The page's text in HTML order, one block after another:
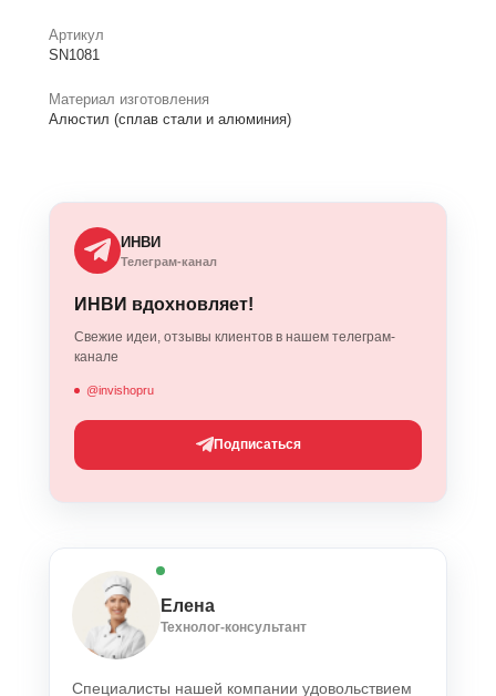
Артикул
SN1081
Материал изготовления
Алюстил (сплав стали и алюминия)
ИНВИ
Телеграм-канал
ИНВИ вдохновляет!
Свежие идеи, отзывы клиентов в нашем телеграм-
канале
@invishopru
Подписаться
Елена
Технолог-консультант
Специалисты нашей компании удовольствием